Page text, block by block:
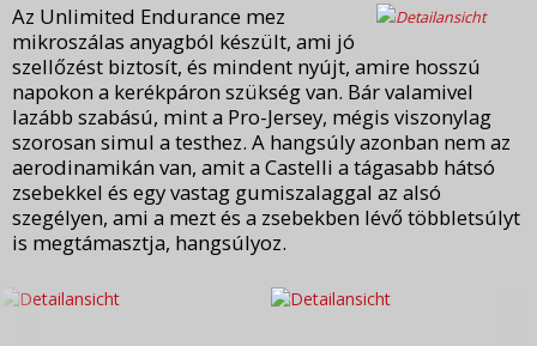
Az Unlimited Endurance mez
mikroszálas anyagból készült, ami jó
szellőzést biztosít, és mindent nyújt, amire hosszú
napokon a kerékpáron szükség van. Bár valamivel
lazább szabású, mint a Pro-Jersey, mégis viszonylag
szorosan simul a testhez. A hangsúly azonban nem az
aerodinamikán van, amit a Castelli a tágasabb hátsó
zsebekkel és egy vastag gumiszalaggal az alsó
szegélyen, ami a mezt és a zsebekben lévő többletsúlyt
is megtámasztja, hangsúlyoz.